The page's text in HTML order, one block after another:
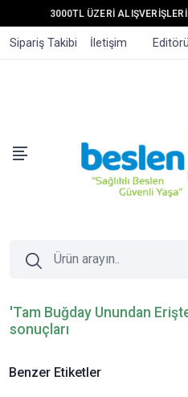
3000TL ÜZERİ
Sipariş Takibi İletişim
'Tam Buğday Unundan
sonuçları
Benzer Etiketler